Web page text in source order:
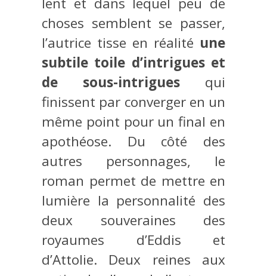
choses semblent se passer,
l’autrice tisse en réalité une
subtile toile d’intrigues et
de sous-intrigues qui
finissent par converger en un
même point pour un final en
apothéose. Du côté des
autres personnages, le
roman permet de mettre en
lumière la personnalité des
deux souveraines des
royaumes d’Eddis et
d’Attolie. Deux reines aux